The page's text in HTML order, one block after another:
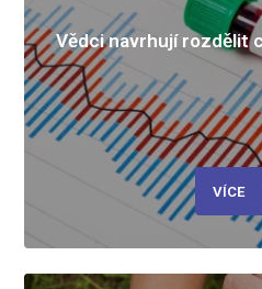
Vědci navrhují rozdělit
VÍCE